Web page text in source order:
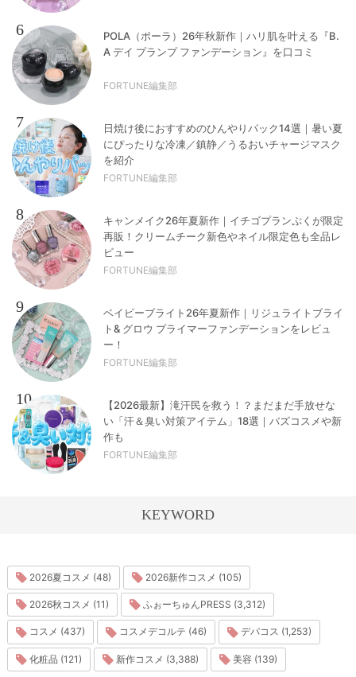
6
POLA（ポーラ）26年秋新作｜ハリ肌を叶える『B.
A デイ プランプ ファンデーション』を口コミ
FORTUNE編集部
7
日焼け後におすすめのひんやりパック14選｜暑い夏
にぴったりな冷凍／鎮静／うるおいチャージマスク
を紹介
FORTUNE編集部
8
キャンメイク26年夏新作｜イチゴプランぷくが限定
再販！クリームチーク新色やネイル限定色も全品レ
ビュー
FORTUNE編集部
9
ベイビーブライト26年夏新作｜リジュライトブライ
ト& グロウ プライマーファンデーションをレビュ
ー！
FORTUNE編集部
10
【2026最新】滝汗民を救う！？まだまだ手放せな
い「汗＆臭い対策アイテム」18選｜バズコスメや新
作も
FORTUNE編集部
KEYWORD
2026夏コスメ (48) 2026新作コスメ (105)
2026秋コスメ (11) ふぉーちゅんPRESS (3,312)
コスメ (437) コスメデコルテ (46) デパコス (1,253)
化粧品 (121) 新作コスメ (3,388) 美容 (139)